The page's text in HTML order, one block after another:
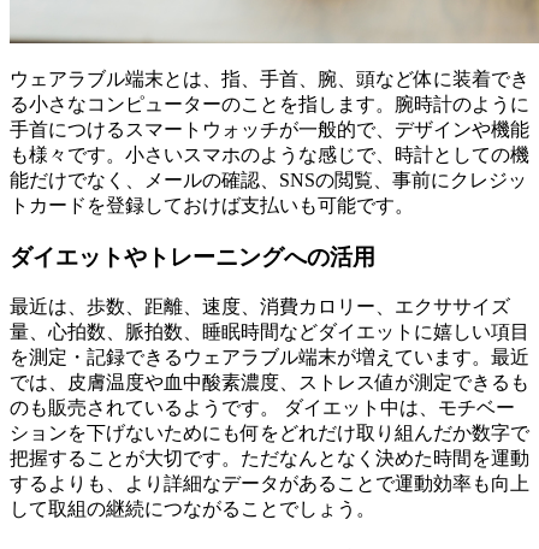
ウェアラブル端末とは、指、手首、腕、頭など体に装着でき
る小さなコンピューターのことを指します。腕時計のように
手首につけるスマートウォッチが一般的で、デザインや機能
も様々です。小さいスマホのような感じで、時計としての機
能だけでなく、メールの確認、SNSの閲覧、事前にクレジッ
トカードを登録しておけば支払いも可能です。
ダイエットやトレーニングへの活用
最近は、歩数、距離、速度、消費カロリー、エクササイズ
量、心拍数、脈拍数、睡眠時間などダイエットに嬉しい項目
を測定・記録できるウェアラブル端末が増えています。最近
では、皮膚温度や血中酸素濃度、ストレス値が測定できるも
のも販売されているようです。 ダイエット中は、モチベー
ションを下げないためにも何をどれだけ取り組んだか数字で
把握することが大切です。ただなんとなく決めた時間を運動
するよりも、より詳細なデータがあることで運動効率も向上
して取組の継続につながることでしょう。